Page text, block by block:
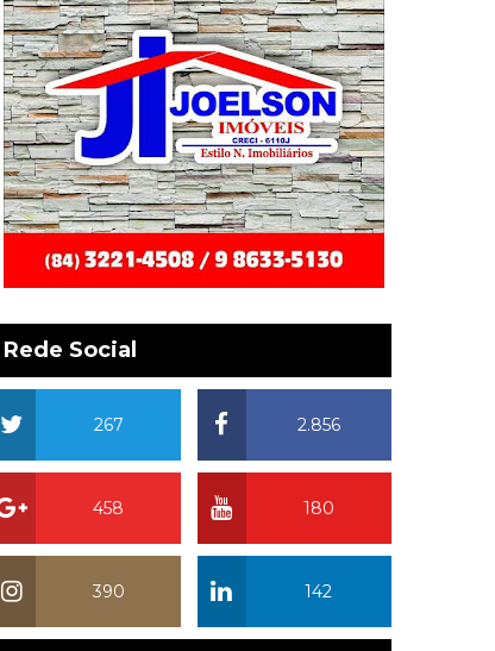
Rede Social
2.856
267
180
458
142
390